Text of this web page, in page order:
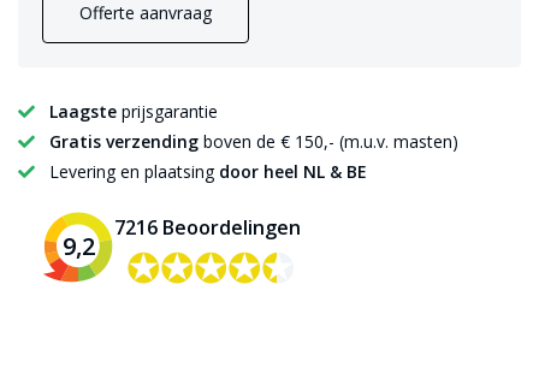
Offerte aanvraag
Laagste prijsgarantie
Gratis verzending boven de € 150,- (m.u.v. masten)
Levering en plaatsing door heel NL & BE
9,2
7216 Beoordelingen
✪✪✪✪✪
✪✪✪✪✪